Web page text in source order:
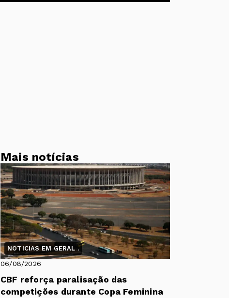
Mais notícias
NOTICIAS EM GERAL .
06/08/2026
CBF reforça paralisação das
competições durante Copa Feminina